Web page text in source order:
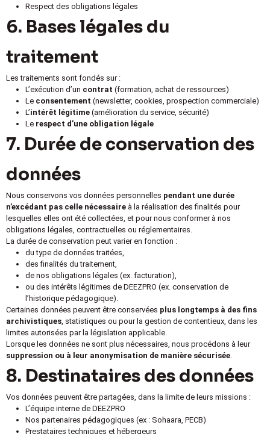
Respect des obligations légales
6. Bases légales du
traitement
Les traitements sont fondés sur :
L’exécution d’un contrat (formation, achat de ressources)
Le consentement (newsletter, cookies, prospection commerciale)
L’intérêt légitime (amélioration du service, sécurité)
Le respect d’une obligation légale
7. Durée de conservation des
données
Nous conservons vos données personnelles pendant une durée
n’excédant pas celle nécessaire à la réalisation des finalités pour
lesquelles elles ont été collectées, et pour nous conformer à nos
obligations légales, contractuelles ou réglementaires.
La durée de conservation peut varier en fonction :
du type de données traitées,
des finalités du traitement,
de nos obligations légales (ex. facturation),
ou des intérêts légitimes de DEEZPRO (ex. conservation de
l’historique pédagogique).
Certaines données peuvent être conservées plus longtemps à des fins
archivistiques, statistiques ou pour la gestion de contentieux, dans les
limites autorisées par la législation applicable.
Lorsque les données ne sont plus nécessaires, nous procédons à leur
suppression ou à leur anonymisation de manière sécurisée.
8. Destinataires des données
Vos données peuvent être partagées, dans la limite de leurs missions :
L’équipe interne de DEEZPRO
Nos partenaires pédagogiques (ex : Sohaara, PECB)
Prestataires techniques et hébergeurs